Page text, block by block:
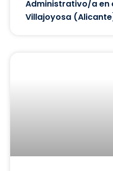
Administrativo/a en
Villajoyosa